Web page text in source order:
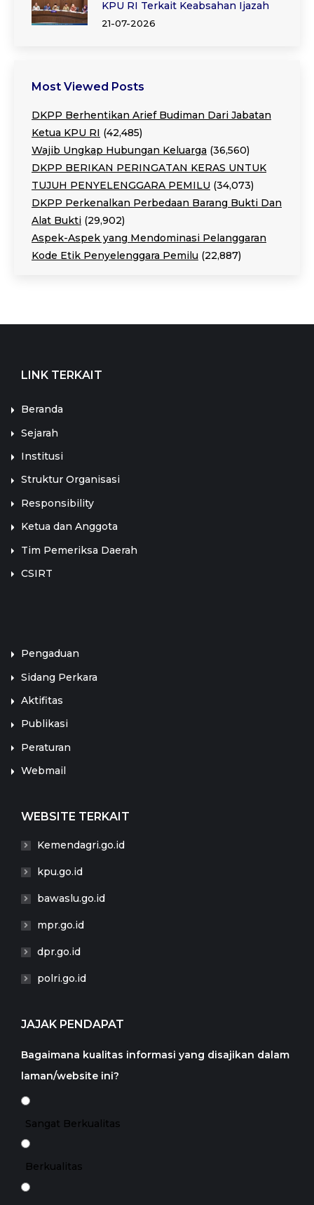
KPU RI Terkait Keabsahan Ijazah
21-07-2026
Most Viewed Posts
DKPP Berhentikan Arief Budiman Dari Jabatan
Ketua KPU RI (42,485)
Wajib Ungkap Hubungan Keluarga (36,560)
DKPP BERIKAN PERINGATAN KERAS UNTUK
TUJUH PENYELENGGARA PEMILU (34,073)
DKPP Perkenalkan Perbedaan Barang Bukti Dan
Alat Bukti (29,902)
Aspek-Aspek yang Mendominasi Pelanggaran
Kode Etik Penyelenggara Pemilu (22,887)
LINK TERKAIT
Beranda
Sejarah
Institusi
Struktur Organisasi
Responsibility
Ketua dan Anggota
Tim Pemeriksa Daerah
CSIRT
Pengaduan
Sidang Perkara
Aktifitas
Publikasi
Peraturan
Webmail
WEBSITE TERKAIT
Kemendagri.go.id
kpu.go.id
bawaslu.go.id
mpr.go.id
dpr.go.id
polri.go.id
JAJAK PENDAPAT
Bagaimana kualitas informasi yang disajikan dalam
laman/website ini?
Sangat Berkualitas
Berkualitas